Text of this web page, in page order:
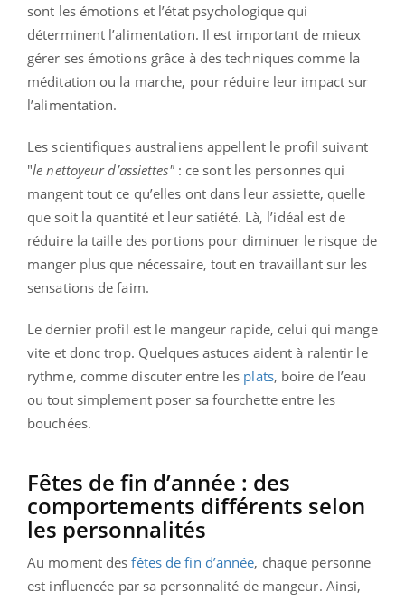
sont les émotions et l’état psychologique qui
déterminent l’alimentation. Il est important de mieux
gérer ses émotions grâce à des techniques comme la
méditation ou la marche, pour réduire leur impact sur
l’alimentation.
Les scientifiques australiens appellent le profil suivant
"le nettoyeur d’assiettes": ce sont les personnes qui
mangent tout ce qu’elles ont dans leur assiette, quelle
que soit la quantité et leur satiété. Là, l’idéal est de
réduire la taille des portions pour diminuer le risque de
manger plus que nécessaire, tout en travaillant sur les
sensations de faim.
Le dernier profil est le mangeur rapide, celui qui mange
vite et donc trop. Quelques astuces aident à ralentir le
rythme, comme discuter entre les plats, boire de l’eau
ou tout simplement poser sa fourchette entre les
bouchées.
Fêtes de fin d’année : des
comportements différents selon
les personnalités
Au moment desfêtes de fin d’année, chaque personne
est influencée par sa personnalité de mangeur. Ainsi,